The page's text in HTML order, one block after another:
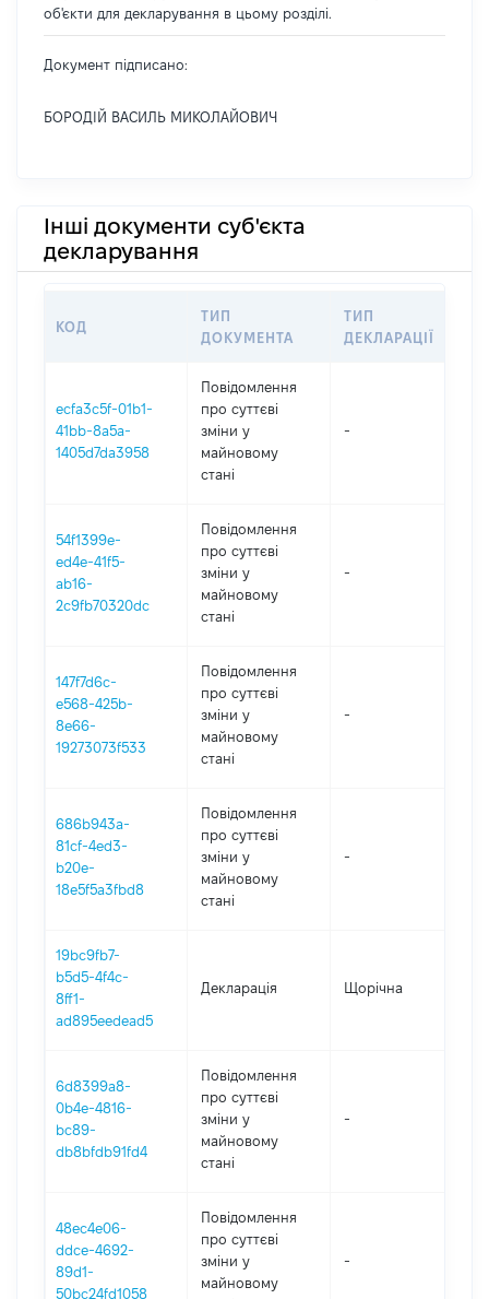
об'єкти для декларування в цьому розділі.
Документ підписано:
БОРОДІЙ ВАСИЛЬ МИКОЛАЙОВИЧ
Інші документи суб'єкта
декларування
КОД
ТИП
ДОКУМЕНТА
ТИП
ДЕКЛАРАЦІЇ
ecfa3c5f-01b1-
41bb-8a5a-
1405d7da3958
Повідомлення
про суттєві
зміни y
майновому
стані
-
54f1399e-
ed4e-41f5-
ab16-
2c9fb70320dc
Повідомлення
про суттєві
зміни y
майновому
стані
-
147f7d6c-
e568-425b-
8e66-
19273073f533
Повідомлення
про суттєві
зміни y
майновому
стані
-
686b943a-
81cf-4ed3-
b20e-
18e5f5a3fbd8
Повідомлення
про суттєві
зміни y
майновому
стані
-
19bc9fb7-
b5d5-4f4c-
8ff1-
ad895eedead5
Декларація Щорічна
6d8399a8-
0b4e-4816-
bc89-
db8bfdb91fd4
Повідомлення
про суттєві
зміни y
майновому
стані
-
48ec4e06-
ddce-4692-
89d1-
50bc24fd1058
Повідомлення
про суттєві
зміни y
майновому
-